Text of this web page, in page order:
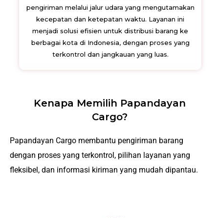
pengiriman melalui jalur udara yang mengutamakan
kecepatan dan ketepatan waktu. Layanan ini
menjadi solusi efisien untuk distribusi barang ke
berbagai kota di Indonesia, dengan proses yang
terkontrol dan jangkauan yang luas.
Kenapa Memilih Papandayan
Cargo?
Papandayan Cargo membantu pengiriman barang
dengan proses yang terkontrol, pilihan layanan yang
fleksibel, dan informasi kiriman yang mudah dipantau.